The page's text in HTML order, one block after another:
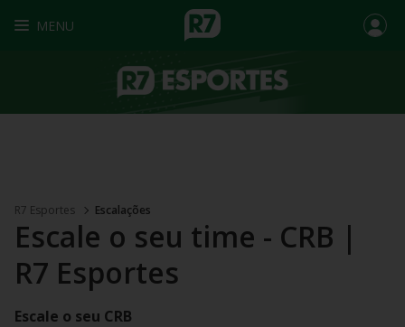
MENU
R7 Esportes Escalações
Escale o seu time - CRB |
R7 Esportes
Escale o seu CRB